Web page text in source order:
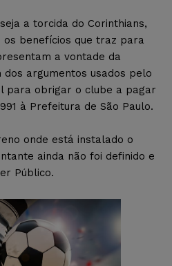
a torcida do Corinthians,
benefícios que traz para
a vontade da
dos argumentos usados pelo
para obrigar o clube a pagar
à Prefeitura de São Paulo.
onde está instalado o
ainda não foi definido e
Público.